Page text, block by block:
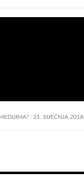
21. SIJEČNJA 2018.